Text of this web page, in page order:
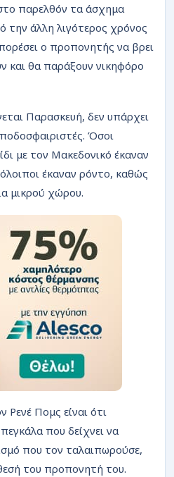
παρελθόν τα άσχημα
την άλλη λιγότερος χρόνος
ο προπονητής να βρει
και θα παράξουν νικηφόρο
Παρασκευή, δεν υπάρχει
Όσοι
με τον Μακεδονικό έκαναν
έκαναν ρόντο, καθώς
μικρού χώρου.
Ρενέ Πομς είναι ότι
που δείχνει να
που τον ταλαιπωρούσε,
του προπονητή του.